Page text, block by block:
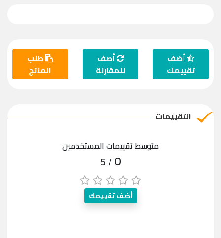
أضف
تقييمك
أصف
للمقارنة
طلب
المنتج
التقييمات
متوسط تقييمات المستخدمين
0
/ 5
أضف تقييمك